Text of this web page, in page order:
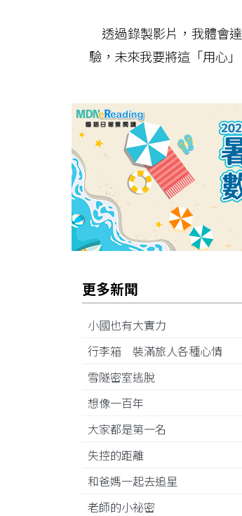
透過錄製影片，我體會
驗，未來我要將這「用心
更多新聞
小國也有大實力
行李箱 裝滿旅人各種心情
雪隧密室逃脫
想像一百年
大家都是第一名
失控的距離
和爸媽一起去追星
老師的小祕密